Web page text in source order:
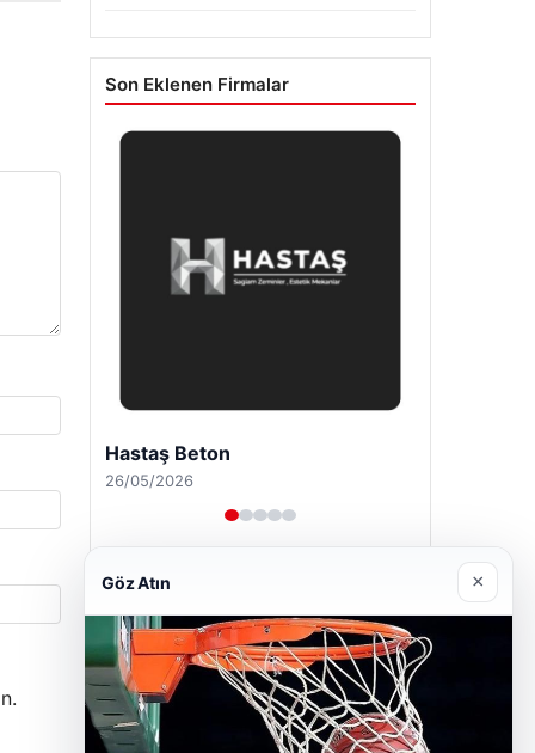
Son Eklenen Firmalar
Enes Kaplan Avukatlık Bürosu
28/04/2026
Göz Atın ×